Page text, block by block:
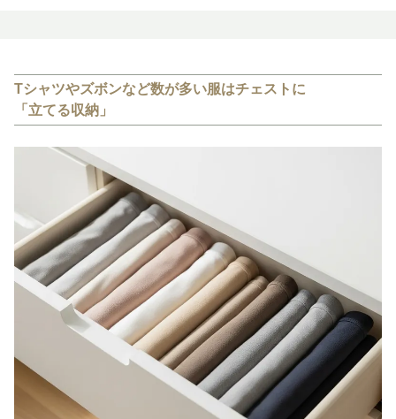
Tシャツやズボンなど数が多い服はチェストに
「立てる収納」